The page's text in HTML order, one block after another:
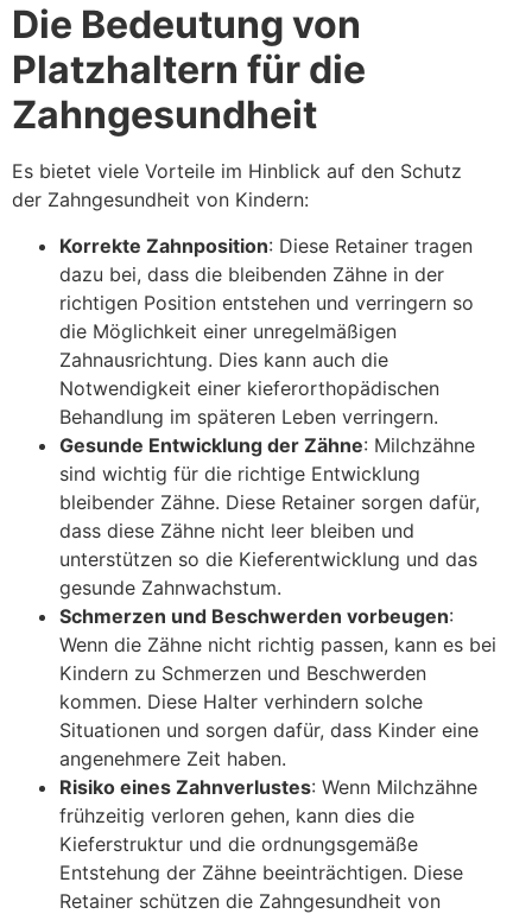
Die Bedeutung von
Platzhaltern für die
Zahngesundheit
Es bietet viele Vorteile im Hinblick auf den Schutz
der Zahngesundheit von Kindern:
Korrekte Zahnposition: Diese Retainer tragen
dazu bei, dass die bleibenden Zähne in der
richtigen Position entstehen und verringern so
die Möglichkeit einer unregelmäßigen
Zahnausrichtung. Dies kann auch die
Notwendigkeit einer kieferorthopädischen
Behandlung im späteren Leben verringern.
Gesunde Entwicklung der Zähne: Milchzähne
sind wichtig für die richtige Entwicklung
bleibender Zähne. Diese Retainer sorgen dafür,
dass diese Zähne nicht leer bleiben und
unterstützen so die Kieferentwicklung und das
gesunde Zahnwachstum.
Schmerzen und Beschwerden vorbeugen:
Wenn die Zähne nicht richtig passen, kann es bei
Kindern zu Schmerzen und Beschwerden
kommen. Diese Halter verhindern solche
Situationen und sorgen dafür, dass Kinder eine
angenehmere Zeit haben.
Risiko eines Zahnverlustes: Wenn Milchzähne
frühzeitig verloren gehen, kann dies die
Kieferstruktur und die ordnungsgemäße
Entstehung der Zähne beeinträchtigen. Diese
Retainer schützen die Zahngesundheit von